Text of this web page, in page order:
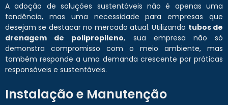
A adoção de soluções sustentáveis não é apenas uma
tendência, mas uma necessidade para empresas que
desejam se destacar no mercado atual. Utilizando tubos de
drenagem de polipropileno, sua empresa não só
demonstra compromisso com o meio ambiente, mas
também responde a uma demanda crescente por práticas
responsáveis e sustentáveis.
Instalação e Manutenção